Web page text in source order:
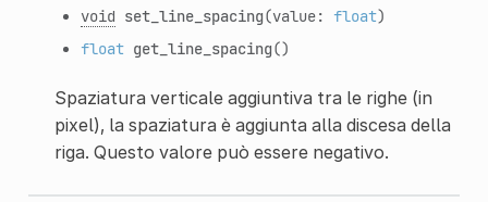
void set_line_spacing(value: float)
float get_line_spacing()
Spaziatura verticale aggiuntiva tra le righe (in
pixel), la spaziatura è aggiunta alla discesa della
riga. Questo valore può essere negativo.